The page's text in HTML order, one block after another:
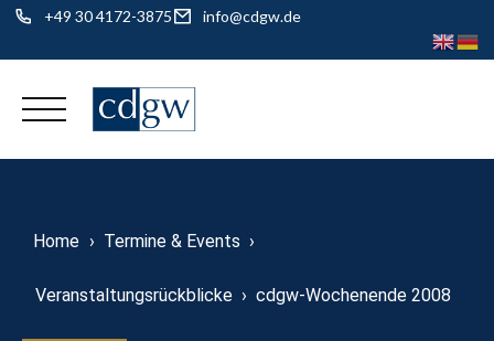
+49 30 4172-3875 info@cdgw.de
Skip
Home › Termine & Events ›
Veranstaltungsrückblicke › cdgw-Wochenende 2008